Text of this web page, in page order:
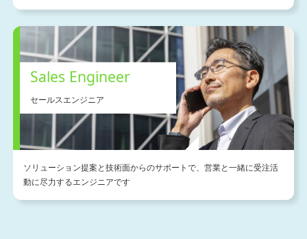
Sales Engineer
セールスエンジニア
ソリューション提案と技術面からのサポートで、営業と一緒に受注活
動に尽力するエンジニアです